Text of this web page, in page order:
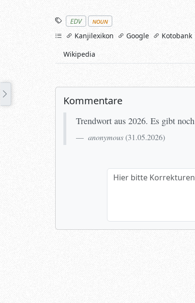
Stichworte
EDV
noun
linksKanjilexikon Google Kotobank
Wikipedia
Kommentare
Trendwort aus 2026. Es gibt
anonymous (31.05.2026)
Hier bitte Korrekturen,